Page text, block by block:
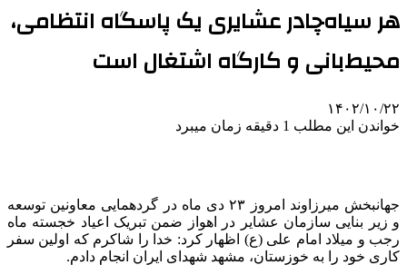
هر سیاه‌چادر عشایری یک پاسگاه انتظامی،
محیط‌بانی و کارگاه اشتغال است
۱۴۰۲/۱۰/۲۲
خواندن این مطلب 1 دقیقه زمان میبرد
جهانبخش میرزاوند امروز ۲۳ دی ماه در گردهمایی معاونین توسعه
و زیر بنایی سازمان عشایر در اهواز ضمن تبریک اعیاد خجسته ماه
رجب و میلاد امام علی (ع) اظهار کرد: خدا را شاکرم که اولین سفر
کاری خود را به خوزستان، مشهد شهدای ایران انجام دادم.